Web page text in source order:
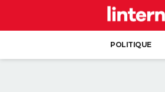
POLITIQUE